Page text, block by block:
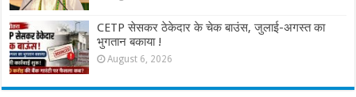
CETP सेसकर ठेकेदार के चेक बाउंस, जुलाई-अगस्त का
भुगतान बकाया !
August 6, 2026